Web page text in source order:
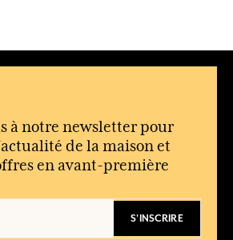
à notre newsletter pour
de la maison et
en avant-première
S'INSCRIRE